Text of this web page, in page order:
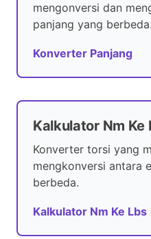
mengonversi dan
panjang yang berbeda.
Konverter Panjang
Kalkulator Nm Ke
Konverter torsi yang
mengkonversi antara
berbeda.
Kalkulator Nm Ke Lbs